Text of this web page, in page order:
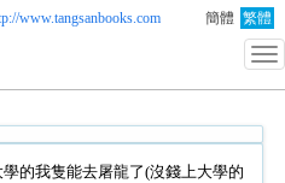
www.tangsanbooks.com 簡體 繁體
的我隻能去屠龍了(沒錢上大學的